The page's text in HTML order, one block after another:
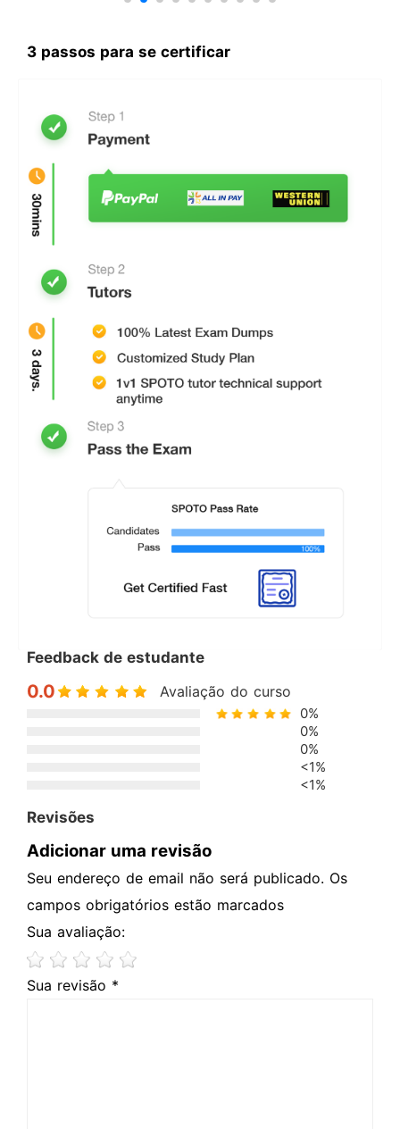
3 passos para se certificar
Feedback de estudante
0.0 Avaliação do curso
0%
0%
0%
<1%
<1%
Revisões
Adicionar uma revisão
Seu endereço de email não será publicado. Os
campos obrigatórios estão marcados
Sua avaliação:
Sua revisão *